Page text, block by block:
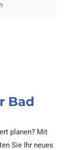
Bad
planen? Mit
Sie Ihr neues